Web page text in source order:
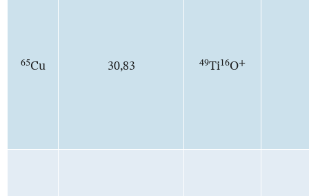
65Cu 30,83 49Ti16O+